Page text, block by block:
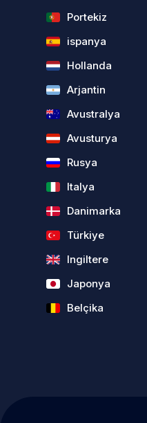
Portekiz
ispanya
Hollanda
Arjantin
Avustralya
Avusturya
Rusya
Italya
Danimarka
Türkiye
Ingiltere
Japonya
Belçika